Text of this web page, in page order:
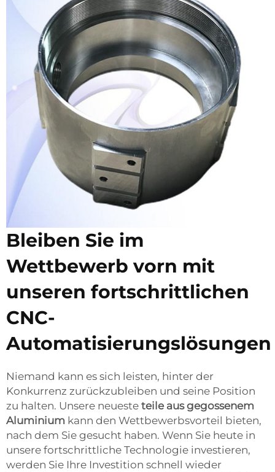
Bleiben Sie im
Wettbewerb vorn mit
unseren fortschrittlichen
CNC-
Automatisierungslösungen
Niemand kann es sich leisten, hinter der
Konkurrenz zurückzubleiben und seine Position
zu halten. Unsere neueste teile aus gegossenem
Aluminium kann den Wettbewerbsvorteil bieten,
nach dem Sie gesucht haben. Wenn Sie heute in
unsere fortschrittliche Technologie investieren,
werden Sie Ihre Investition schnell wieder